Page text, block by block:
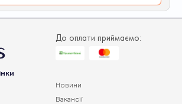
До оплати приймаємо:
Новини
Вакансії